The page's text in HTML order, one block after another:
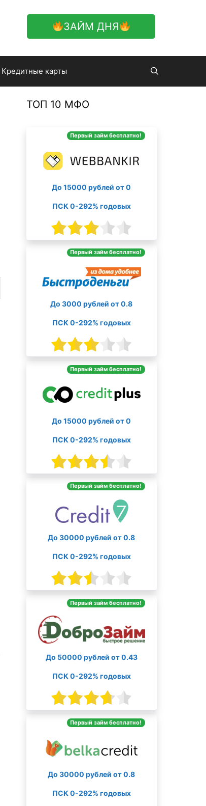
ЗАЙМ ДНЯ
Кредитные карты
ТОП 10 МФО
Первый займ бесплатно!
До 15000 рублей от 0
ПСК 0-292% годовых
Первый займ бесплатно!
До 3000 рублей от 0.8
ПСК 0-292% годовых
Первый займ бесплатно!
До 15000 рублей от 0
ПСК 0-292% годовых
Первый займ бесплатно!
До 30000 рублей от 0.8
ПСК 0-292% годовых
Первый займ бесплатно!
До 50000 рублей от 0.43
ПСК 0-292% годовых
Первый займ бесплатно!
До 30000 рублей от 0.8
ПСК 0-292% годовых